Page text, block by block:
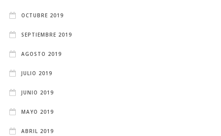
OCTUBRE 2019
SEPTIEMBRE 2019
AGOSTO 2019
JULIO 2019
JUNIO 2019
MAYO 2019
ABRIL 2019